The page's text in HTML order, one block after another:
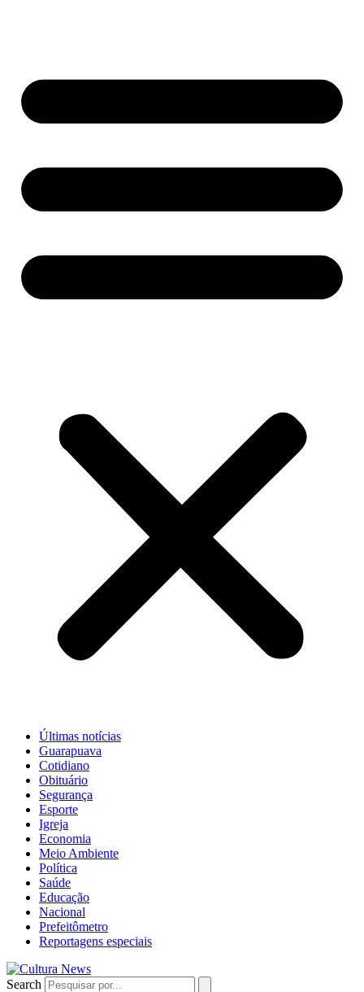
Últimas notícias
Guarapuava
Cotidiano
Obituário
Segurança
Esporte
Igreja
Economia
Meio Ambiente
Política
Saúde
Educação
Nacional
Prefeitômetro
Reportagens especiais
Search